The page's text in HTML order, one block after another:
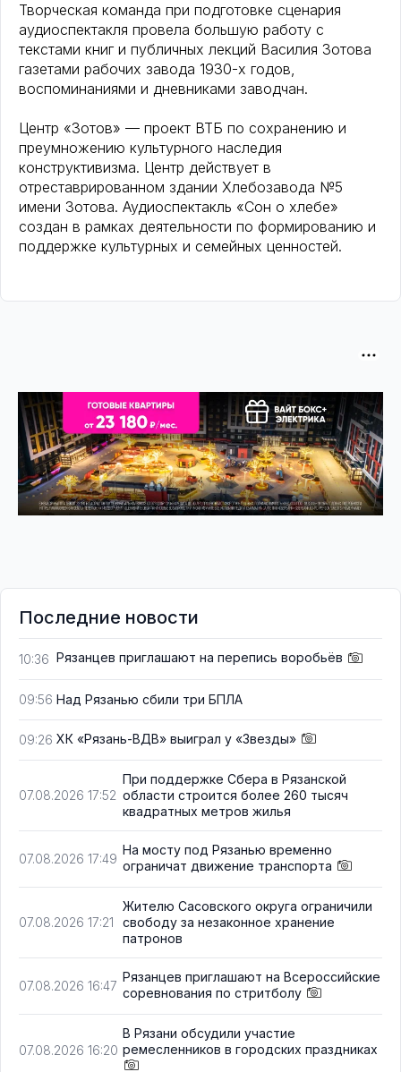
Творческая команда при подготовке сценария
аудиоспектакля провела большую работу с
текстами книг и публичных лекций Василия Зотова
газетами рабочих завода 1930-х годов,
воспоминаниями и дневниками заводчан.
Центр «Зотов» — проект ВТБ по сохранению и
преумножению культурного наследия
конструктивизма. Центр действует в
отреставрированном здании Хлебозавода №5
имени Зотова. Аудиоспектакль «Сон о хлебе»
создан в рамках деятельности по формированию и
поддержке культурных и семейных ценностей.
Последние новости
10:36 Рязанцев приглашают на перепись воробьёв
09:56 Над Рязанью сбили три БПЛА
09:26 ХК «Рязань-ВДВ» выиграл у «Звезды»
07.08.2026 17:52
При поддержке Сбера в Рязанской
области строится более 260 тысяч
квадратных метров жилья
07.08.2026 17:49
На мосту под Рязанью временно
ограничат движение транспорта
07.08.2026 17:21
Жителю Сасовского округа ограничили
свободу за незаконное хранение
патронов
07.08.2026 16:47
Рязанцев приглашают на Всероссийские
соревнования по стритболу
07.08.2026 16:20
В Рязани обсудили участие
ремесленников в городских праздниках